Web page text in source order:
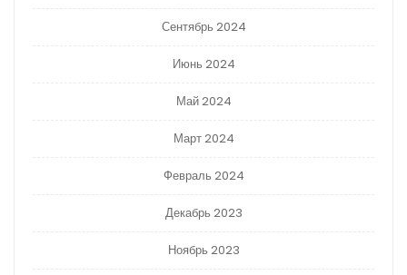
Сентябрь 2024
Июнь 2024
Май 2024
Март 2024
Февраль 2024
Декабрь 2023
Ноябрь 2023